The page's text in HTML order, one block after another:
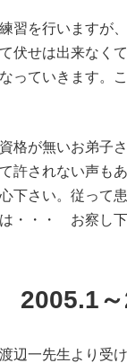
習を行いますが
伏せは出来なく
っていきます。
格が無いお弟子
許されない声も
下さい。従って
・・・ お察し下
2005.1
辺一先生より受